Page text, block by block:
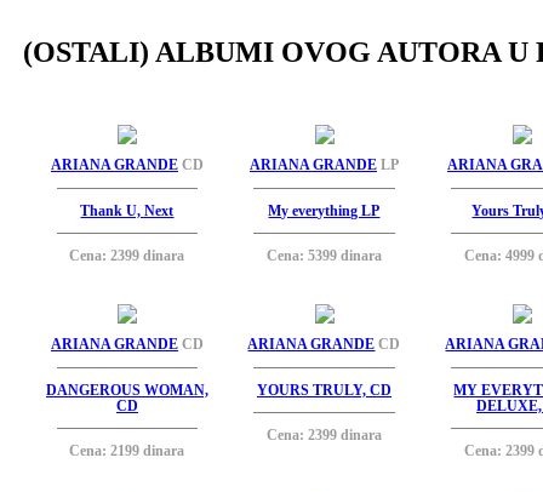
(OSTALI) ALBUMI OVOG AUTORA U
ARIANA GRANDE CD
Thank U, Next
Cena: 2399 dinara
ARIANA GRANDE LP
My everything LP
Cena: 5399 dinara
ARIANA
Yours
Cena: 4999
ARIANA GRANDE CD
DANGEROUS WOMAN,
CD
Cena: 2199 dinara
ARIANA GRANDE CD
YOURS TRULY, CD
Cena: 2399 dinara
ARIANA
MY
Cena: 2399